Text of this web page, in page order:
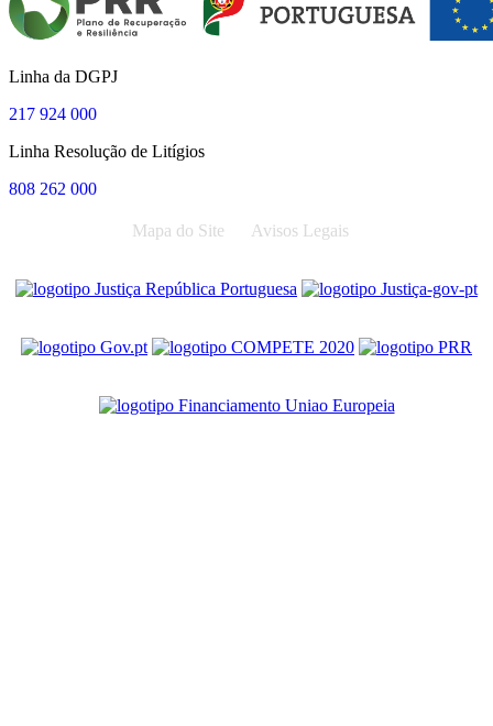
Linha da DGPJ
217 924 000
Linha Resolução de Litígios
808 262 000
Mapa do Site Avisos Legais